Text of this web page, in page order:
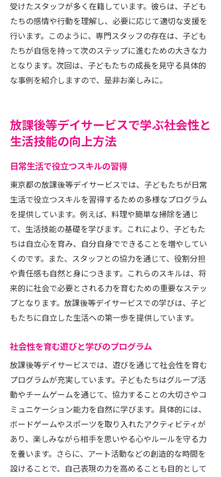
受けたスタッフが多く在籍しています。彼らは、子ども
たちの感情や行動を理解し、必要に応じて適切な支援を
行います。このように、専門スタッフの存在は、子ども
たちが自信を持って次のステップに進むための大きな力
となります。次回は、子どもたちの成長を見守る具体的
な事例を紹介しますので、是非お楽しみに。
放課後等デイサービスで学ぶ社会性と
生活技能の向上方法
日常生活で役立つスキルの習得
東京都の放課後等デイサービスでは、子どもたちが日常
生活で役立つスキルを習得するための多様なプログラム
を提供しています。例えば、料理や簡単な掃除を通じ
て、生活技能の基礎を学びます。これにより、子どもた
ちは自立心を育み、自分自身でできることを増やしてい
くのです。また、スタッフとの協力を通じて、役割分担
や責任感も自然と身につきます。これらのスキルは、将
来的に社会で必要とされる力を育むための重要なステッ
プとなります。放課後等デイサービスでの学びは、子ど
もたちに自立した生活への第一歩を提供しています。
社会性を育む遊びと学びのプログラム
放課後等デイサービスでは、遊びを通じて社会性を育む
プログラムが充実しています。子どもたちはグループ活
動やチームゲームを通じて、協力することの大切さやコ
ミュニケーション能力を自然に学びます。具体的には、
ボードゲームやスポーツを取り入れたアクティビティが
あり、楽しみながら相手を思いやる心やルールを守る力
を養います。さらに、アート活動などの創造的な時間を
設けることで、自己表現の力を高めることも目的として